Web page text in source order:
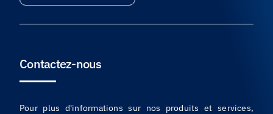
Contactez-nous
Pour plus d'informations sur nos produits et services,